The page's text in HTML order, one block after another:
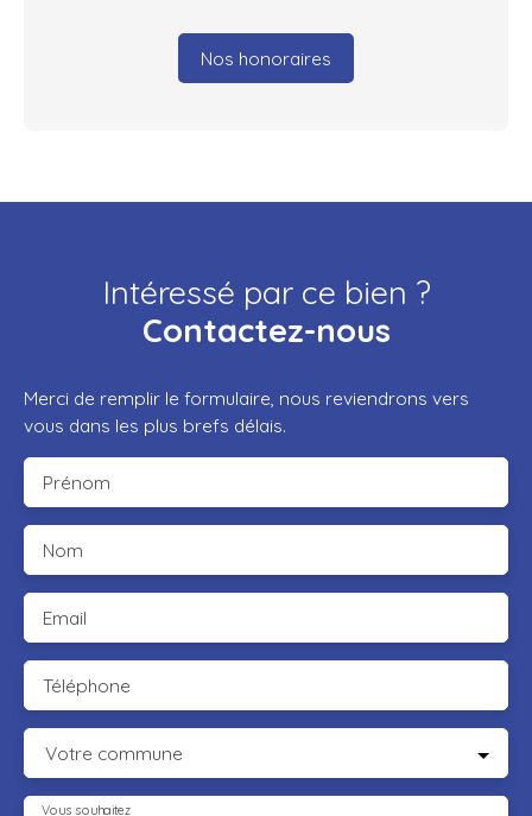
Nos honoraires
Intéressé par ce bien ?
Contactez-nous
Merci de remplir le formulaire, nous reviendrons vers
vous dans les plus brefs délais.
Prénom
Nom
Email
Téléphone
Votre commune
Vous souhaitez